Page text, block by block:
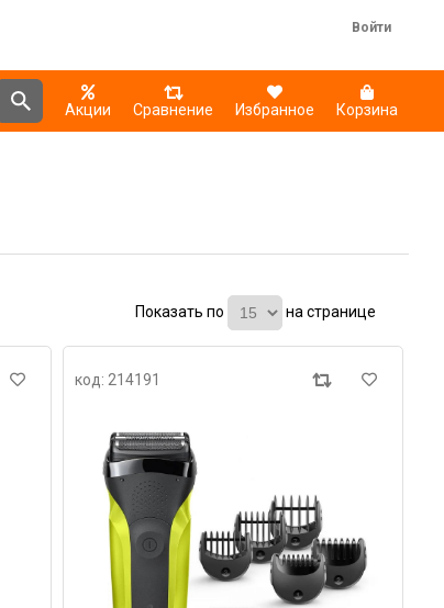
Войти
Акции Сравнение Избранное Корзина
Показать по на странице
код: 214191